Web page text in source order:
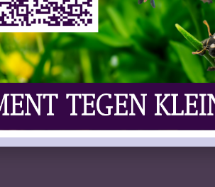
een groei door van 74%.